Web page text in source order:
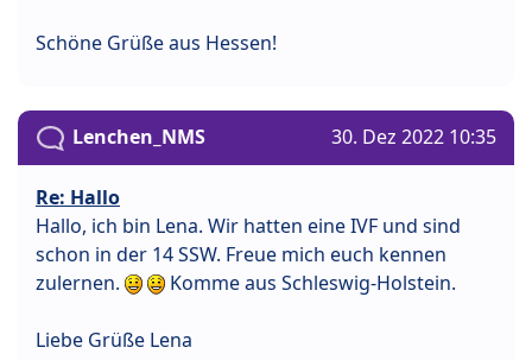
Schöne Grüße aus Hessen!
Lenchen_NMS 30. Dez 2022 10:35
Re: Hallo
Hallo, ich bin Lena. Wir hatten eine IVF und sind
schon in der 14 SSW. Freue mich euch kennen
zulernen.
Komme aus Schleswig-Holstein.
Liebe Grüße Lena